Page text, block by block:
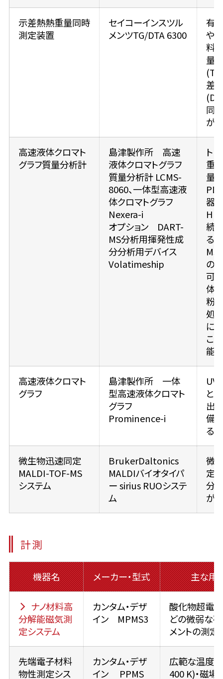
示差熱熱重量同時
測定装置
セイコーインスツル
メンツTG/DTA 6300
有
や
料
量
差
同
が
高速液体クロマト
グラフ質量分析計
島津製作所 高速
液体クロマトグラフ
質量分析計 LCMS-
8060、一体型高速液
体クロマトグラフ
Nexera-i
オプション DART-
MS分析用揮発性成
分分析用デバイス
Volatimeship
ト
重
量
器
続
る
MS
の
可
体、
粉
処
に
こ
能。
高速液体クロマト
グラフ
島津製作所 一体
型高速液体クロマト
グラフ
Prominence-i
UV
と
出
備
る。
微生物迅速同定
MALDI-TOF-MS
システム
BrukerDaltonics
MALDIバイオタイパ
ー sirius RUOシステ
ム
微
定
分
が
計測
機器名 メーカー・型式 主な用
ナノ材料高
分解能磁気測
定システム
カンタム・デザ
イン MPMS3
酸化物超電
どの微弱な
メントの測定
先端電子材料
物性測定シス
カンタム・デザ
イン PPMS
広範な温度
400 K)・磁場